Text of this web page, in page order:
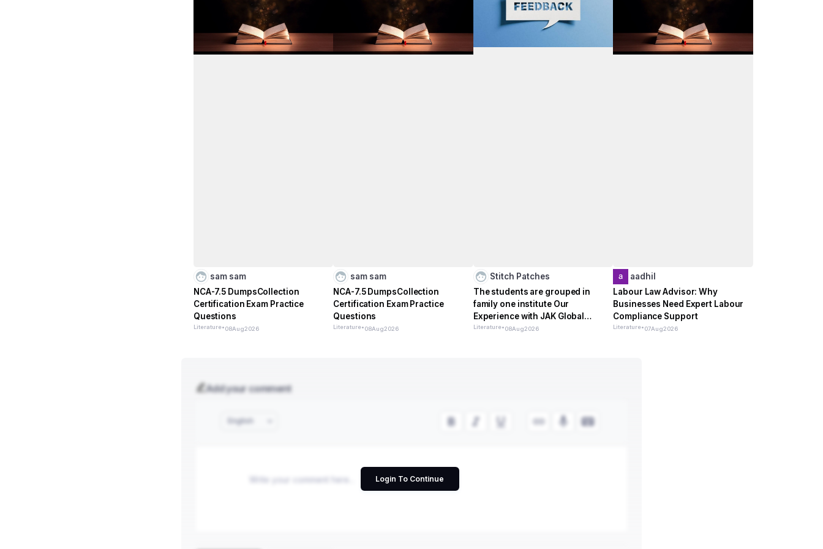
sam sam
NCA-7.5 DumpsCollection
Certification Exam Practice
Questions
Literature•08Aug2026
sam sam
NCA-7.5 DumpsCollection
Certification Exam Practice
Questions
Literature•08Aug2026
Stitch Patches
The students are grouped in
family one institute Our
Experience with JAK Global
Education Institute
Literature•08Aug2026
aadhil
Labour Law Advisor: Why
Businesses Need Expert Labour
Compliance Support
Literature•07Aug2026
Add your comment
Login To Continue
English